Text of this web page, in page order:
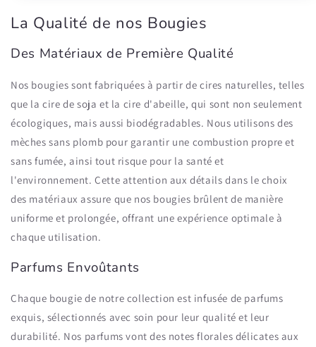
La Qualité de nos Bougies
Des Matériaux de Première Qualité
Nos bougies sont fabriquées à partir de cires naturelles, telles
que la cire de soja et la cire d'abeille, qui sont non seulement
écologiques, mais aussi biodégradables. Nous utilisons des
mèches sans plomb pour garantir une combustion propre et
sans fumée, ainsi tout risque pour la santé et
l'environnement. Cette attention aux détails dans le choix
des matériaux assure que nos bougies brûlent de manière
uniforme et prolongée, offrant une expérience optimale à
chaque utilisation.
Parfums Envoûtants
Chaque bougie de notre collection est infusée de parfums
exquis, sélectionnés avec soin pour leur qualité et leur
durabilité. Nos parfums vont des notes florales délicates aux